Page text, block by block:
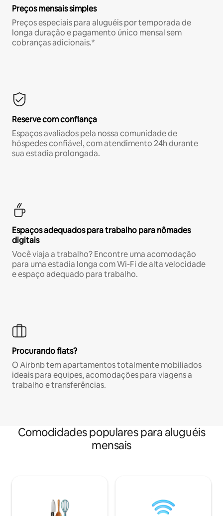
Preços mensais simples
Preços especiais para aluguéis por temporada de
longa duração e pagamento único mensal sem
cobranças adicionais.*
Reserve com confiança
Espaços avaliados pela nossa comunidade de
hóspedes confiável, com atendimento 24h durante
sua estadia prolongada.
Espaços adequados para trabalho para nômades
digitais
Você viaja a trabalho? Encontre uma acomodação
para uma estadia longa com Wi-Fi de alta velocidade
e espaço adequado para trabalho.
Procurando flats?
O Airbnb tem apartamentos totalmente mobiliados
ideais para equipes, acomodações para viagens a
trabalho e transferências.
Comodidades populares para aluguéis
mensais